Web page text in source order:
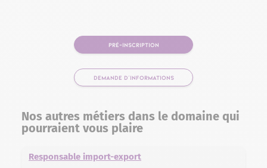
PRÉ-INSCRIPTION
DEMANDE D'INFORMATIONS
Nos autres métiers dans le domaine qui
pourraient vous plaire
Responsable import-export